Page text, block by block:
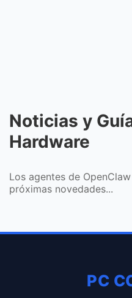
Noticias y
Hardware
Los agentes de
próximas novedades...
PC